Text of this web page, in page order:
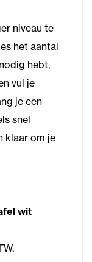
niveau te
het aantal
hebt,
vul je
je een
snel
klaar om je
wit